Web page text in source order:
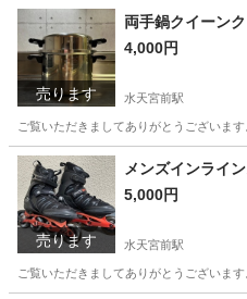
東京 中央区 水天宮前駅 美
売ります
両手鍋クイーン
4,000円
水天宮前駅
ご覧いただきましてありがとうございま
東京 中央区 水天宮前駅 調
売ります
メンズインライ
5,000円
水天宮前駅
ご覧いただきましてありがとうございま